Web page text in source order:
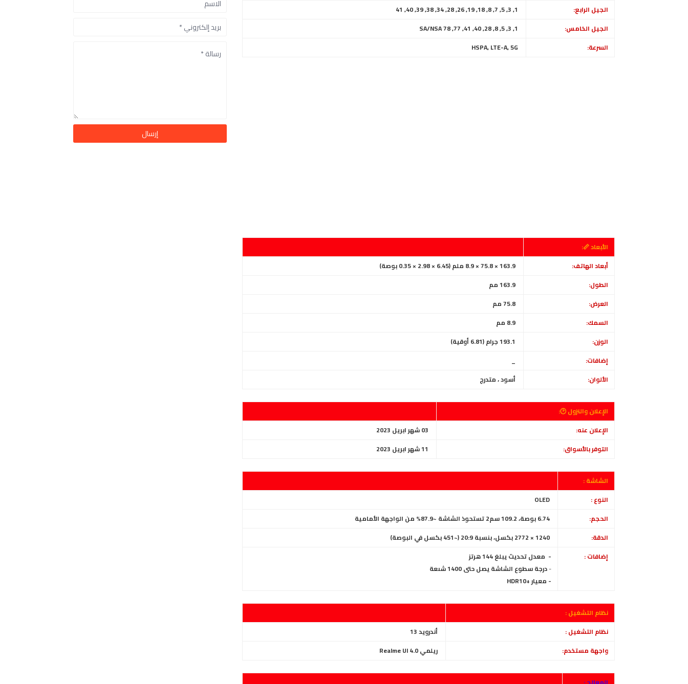
الجيل الرابع:
1, 3, 5, 7, 8, 18, 19, 26, 28, 34, 38, 39, 40, 41
الجيل الخامس:
1, 3, 5, 8, 28, 40, 41, 77, 78 SA/NSA
السرعة:
الأبعاد 📏:
أبعاد الهاتف:
163.9 × 75.8 × 8.9 ملم (6.45 × 2.98 × 0.35 بوصة)
الطول:
العرض:
75.8 مم
السمك:
8.9 مم
الوزن:
193.1 جرام (6.81 أوقية)
إضافات:
الألوان:
أسود ، متدرج
الإعلان والنزول 🕑:
الإعلان عنه:
التوفر بالأسواق:
الشاشة :
النوع :
OLED
الحجم:
6.74 بوصة، 109.2 سم2 تستحوذ الشاشة ~87.9% من الواجهة الأمامية
الدقة:
1240 × 2772 بكسل، بنسبة 20:9 (~451 بكسل في البوصة)
إضافات :
- معدل تحديث يبلغ 144 هرتز
-درجة سطوع الشاشة يصل حتى 1400 شىعة
- معيار +HDR10
نظام التشغيل :
نظام التشغيل :
أندرويد 13
واجهة مستخدم:
ريلمي Realme UI 4.0